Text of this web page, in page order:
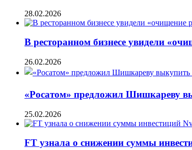
28.02.2026
В ресторанном бизнесе увидели
26.02.2026
«Росатом» предложил Шишкареву
25.02.2026
FT узнала о снижении суммы